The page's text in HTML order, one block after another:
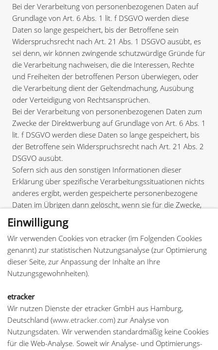
Bei der Verarbeitung von personenbezogenen Daten auf
Grundlage von Art. 6 Abs. 1 lit. f DSGVO werden diese
Daten so lange gespeichert, bis der Betroffene sein
Widerspruchsrecht nach Art. 21 Abs. 1 DSGVO ausübt, es
sei denn, wir können zwingende schutzwürdige Gründe für
die Verarbeitung nachweisen, die die Interessen, Rechte
und Freiheiten der betroffenen Person überwiegen, oder
die Verarbeitung dient der Geltendmachung, Ausübung
oder Verteidigung von Rechtsansprüchen.
Bei der Verarbeitung von personenbezogenen Daten zum
Zwecke der Direktwerbung auf Grundlage von Art. 6 Abs. 1
lit. f DSGVO werden diese Daten so lange gespeichert, bis
der Betroffene sein Widerspruchsrecht nach Art. 21 Abs. 2
DSGVO ausübt.
Sofern sich aus den sonstigen Informationen dieser
Erklärung über spezifische Verarbeitungssituationen nichts
anderes ergibt, werden gespeicherte personenbezogene
Daten im Übrigen dann gelöscht, wenn sie für die Zwecke,
für die sie erhoben oder auf sonstige Weise verarbeitet
wurden, nicht mehr notwendig sind.
Münchener Str 33b • 91154 Roth • Telefon: 09171
/ 8574777
Datenschutz / Impressum
Einwilligung
Wir verwenden Cookies von etracker (im Folgenden Cookies
genannt) zur statistischen Nutzungsanalyse (zur Optimierung
dieser Seite, zur Anpassung der Inhalte an Ihre
Nutzungsgewohnheiten).
etracker
Wir nutzen Dienste der etracker GmbH aus Hamburg,
Deutschland (www.etracker.com) zur Analyse von
Nutzungsdaten. Wir verwenden standardmäßig keine Cookies
für die Web-Analyse. Soweit wir Analyse- und Optimierungs-